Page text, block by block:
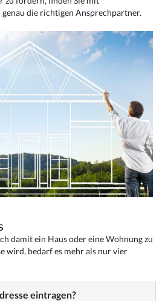
genau die richtigen Ansprechpartner.
damit ein Haus oder eine Wohnung zu
wird, bedarf es mehr als nur vier
eintragen?